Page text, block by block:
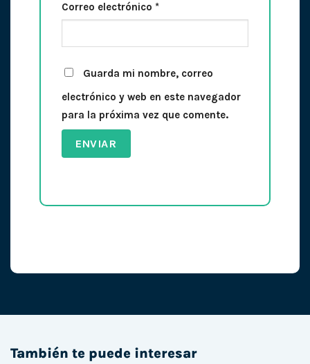
Correo electrónico *
Guarda mi nombre, correo
electrónico y web en este navegador
para la próxima vez que comente.
También te puede interesar